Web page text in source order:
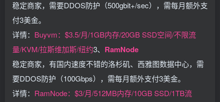
稳定商家，需要DDOS防护（500gbit+/sec），需每月额外支
付3美金。
详情： Buyvm：$3.5/月/1GB内存/20GB SSD空间/不限流
量/KVM/拉斯维加斯/纽约3、 RamNode
稳定商家，有国内速度不错的洛杉矶、西雅图数据中心，需
要DDOS防护（100Gbps），需每月额外支付3美金。
详情： RamNode：$3/月/512MB内存/10GB SSD/1TB流